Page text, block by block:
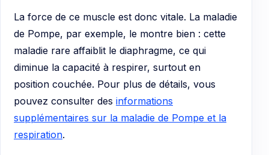
La force de ce muscle est donc vitale. La maladie
de Pompe, par exemple, le montre bien : cette
maladie rare affaiblit le diaphragme, ce qui
diminue la capacité à respirer, surtout en
position couchée. Pour plus de détails, vous
pouvez consulter des informations
supplémentaires sur la maladie de Pompe et la
respiration.